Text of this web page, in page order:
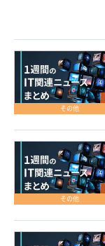
その他
その他